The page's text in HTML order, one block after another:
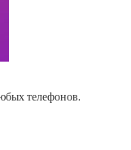
телефонов.